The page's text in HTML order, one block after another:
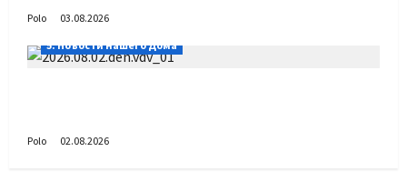
Polo
03.08.2026
5. Новости нашего Дома
Polo 02.08.2026